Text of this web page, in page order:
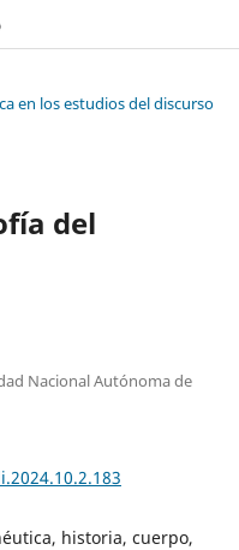
en los estudios del discurso
del
Nacional Autónoma de
historia, cuerpo,